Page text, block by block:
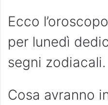
Ecco
per lunedì
segni zodiacali.
Cosa avranno